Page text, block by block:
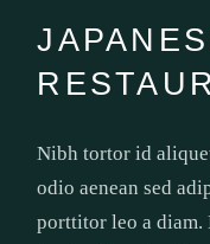
Nibh tortor id
odio aenean sed
porttitor leo a diam.